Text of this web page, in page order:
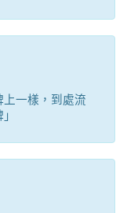
一樣，到處流